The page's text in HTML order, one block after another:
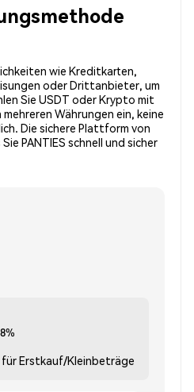
wie Kreditkarten,
oder Drittanbieter, um
Sie USDT oder Krypto mit
Währungen ein, keine
Die sichere Plattform von
PANTIES schnell und sicher
fürErstkauf/Kleinbeträge